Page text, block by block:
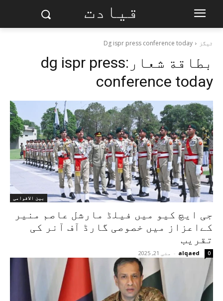
قیادت
ٹیگز Dg ispr press conference today
بطاقة شعار:dg ispr press
conference today
بین الاقوامی
جی ایچ کیو میں فیلڈ مارشل عاصم منیر
کےاعزاز میں خصوصی گارڈ آف آنر کی
تقریب
alqaed
- مئی 21, 2025 0